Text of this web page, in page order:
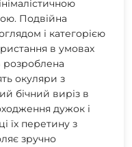
Подвійна
і категорією
в умовах
розроблена
окуляри з
бічний виріз в
дужок і
їх перетину з
зручно